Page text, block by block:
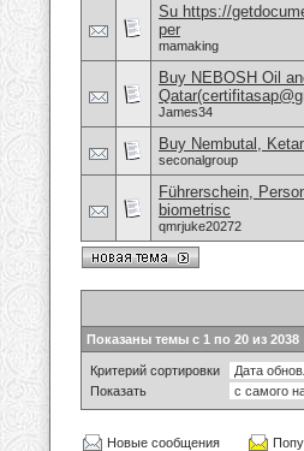
Su https://
per
mamaking
Buy NEBOSH Oil
James34
Buy Nembutal,
seconalgroup
Führerschein,
biometrisc
qmrjuke20272
Показаны темы с 1 по 20 из 2038
Критерий сортировки
Показать
Новые сообщения